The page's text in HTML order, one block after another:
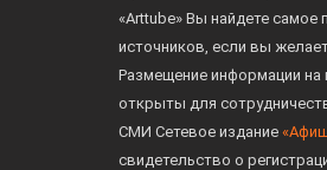
«Arttube» Вы найдете самое
источников, если вы
Размещение информации
открыты для
СМИ Сетевое издание
свидетельство о